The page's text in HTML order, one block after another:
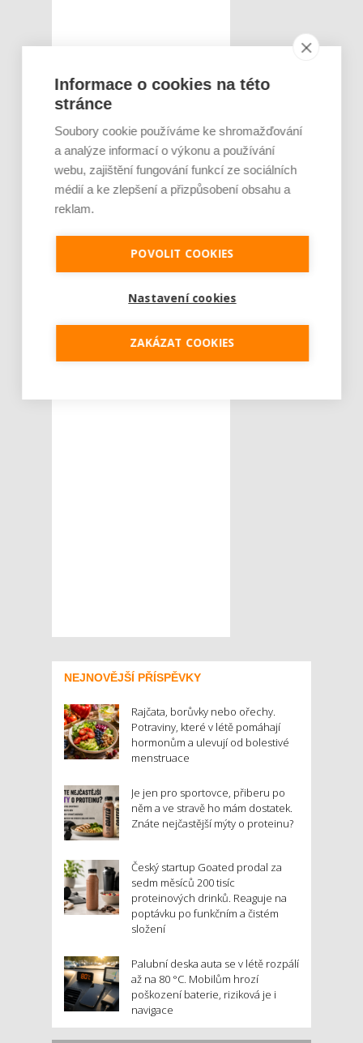
NEJNOVĚJŠÍ PŘÍSPĚVKY
Rajčata, borůvky nebo ořechy.
Potraviny, které v létě pomáhají
hormonům a ulevují od bolestivé
menstruace
Je jen pro sportovce, přiberu po
něm a ve stravě ho mám dostatek.
Znáte nejčastější mýty o proteinu?
Český startup Goated prodal za
sedm měsíců 200 tisíc
proteinových drinků. Reaguje na
poptávku po funkčním a čistém
složení
Palubní deska auta se v létě rozpálí
až na 80 °C. Mobilům hrozí
poškození baterie, riziková je i
navigace
Informace o cookies na této
stránce
Soubory cookie používáme ke shromažďování
a analýze informací o výkonu a používání
webu, zajištění fungování funkcí ze sociálních
médií a ke zlepšení a přizpůsobení obsahu a
reklam.
POVOLIT COOKIES
Nastavení cookies
ZAKÁZAT COOKIES